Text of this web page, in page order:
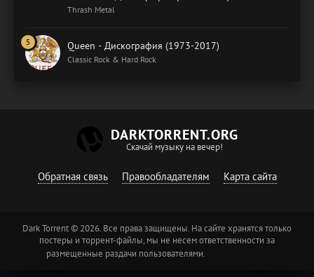
Thrash Metal
Queen - Дискография (1973-2017)
Classic Rock & Hard Rock
DARKTORRENT.ORG
Скачай музыку на вечер!
Обратная связь Правообладателям Карта сайта
Dark Torrent © 2026. Все права защищены. На сайте хранятся только
постеры и торрент-файлы, мы не несем ответственности за
размещенные раздачи пользователями.